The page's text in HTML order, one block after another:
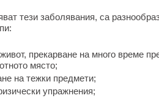
тези заболявания, са
прекарване на много време
място;
на тежки предмети;
упражнения;